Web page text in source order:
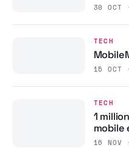
30 OCT
TECH
15 OCT
TECH
1
mobile
16 NOV